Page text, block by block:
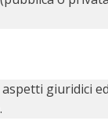
giuridici